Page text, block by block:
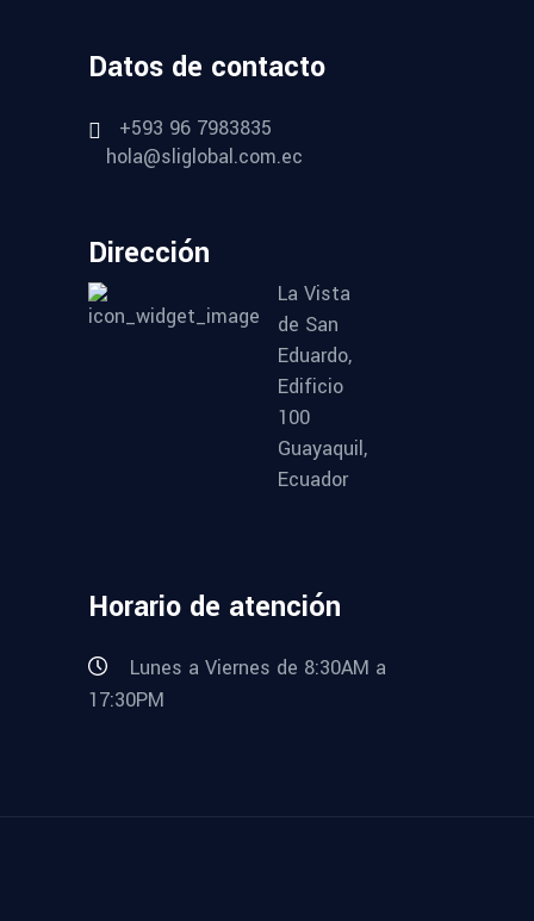
Datos de contacto
+593 96 7983835
hola@sliglobal.com.ec
Dirección
La Vista
de San
Eduardo,
Edificio
100
Guayaquil,
Ecuador
Horario de atención
Lunes a Viernes de 8:30AM a
17:30PM